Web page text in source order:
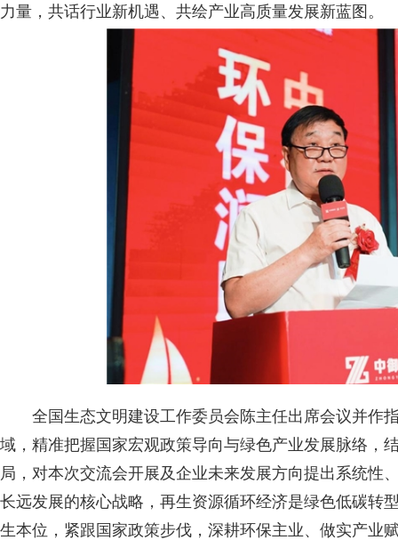
力量，共话行业新机遇、共绘产业高质量发展新蓝图。
全国生态文明建设工作委员会陈主任出席会议并作
域，精准把握国家宏观政策导向与绿色产业发展脉络，
局，对本次交流会开展及企业未来发展方向提出系统性
长远发展的核心战略，再生资源循环经济是绿色低碳转
生本位，紧跟国家政策步伐，深耕环保主业、做实产业